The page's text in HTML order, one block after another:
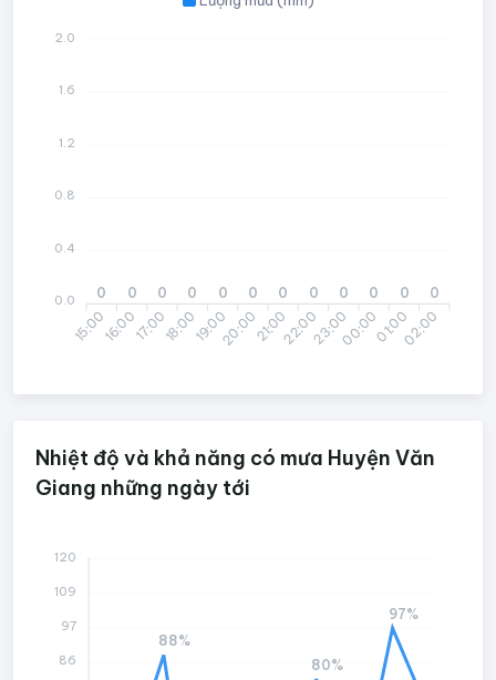
15:0016:0017:0018:0019:0020:0021:0022:0023:0000:0001:0002:00
0 0 0 0 0 0 0 0 0 0 0 0
2.0
1.6
1.2
0.8
0.4
0.0
Nhiệt độ và khả năng có mưa Huyện Văn
Giang những ngày tới
88%
80%
97%
120
109
97
86